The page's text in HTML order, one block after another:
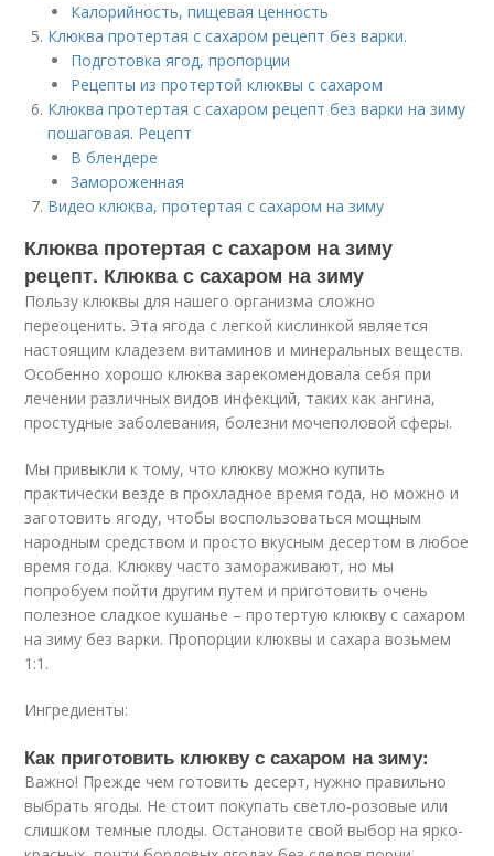
Калорийность, пищевая ценность
Клюква протертая с сахаром рецепт без варки.
Подготовка ягод, пропорции
Рецепты из протертой клюквы с сахаром
Клюква протертая с сахаром рецепт без варки на зиму
пошаговая. Рецепт
В блендере
Замороженная
Видео клюква, протертая с сахаром на зиму
Клюква протертая с сахаром на зиму
рецепт. Клюква с сахаром на зиму
Пользу клюквы для нашего организма сложно
переоценить. Эта ягода с легкой кислинкой является
настоящим кладезем витаминов и минеральных веществ.
Особенно хорошо клюква зарекомендовала себя при
лечении различных видов инфекций, таких как ангина,
простудные заболевания, болезни мочеполовой сферы.
Мы привыкли к тому, что клюкву можно купить
практически везде в прохладное время года, но можно и
заготовить ягоду, чтобы воспользоваться мощным
народным средством и просто вкусным десертом в любое
время года. Клюкву часто замораживают, но мы
попробуем пойти другим путем и приготовить очень
полезное сладкое кушанье – протертую клюкву с сахаром
на зиму без варки. Пропорции клюквы и сахара возьмем
1:1.
Ингредиенты:
Как приготовить клюкву с сахаром на зиму:
Важно! Прежде чем готовить десерт, нужно правильно
выбрать ягоды. Не стоит покупать светло-розовые или
слишком темные плоды. Остановите свой выбор на ярко-